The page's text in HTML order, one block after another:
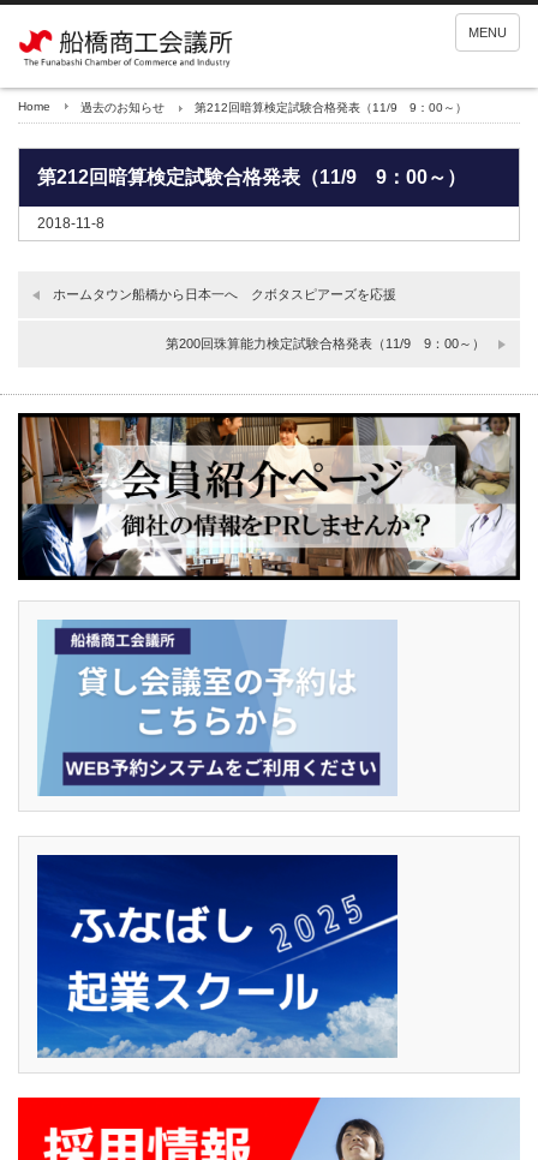
MENU
Home 過去のお知らせ 第212回暗算検定試験合格発表（11/9 9：00～）
第212回暗算検定試験合格発表（11/9 9：00～）
2018-11-8
ホームタウン船橋から日本一へ クボタスピアーズを応援
第200回珠算能力検定試験合格発表（11/9 9：00～）